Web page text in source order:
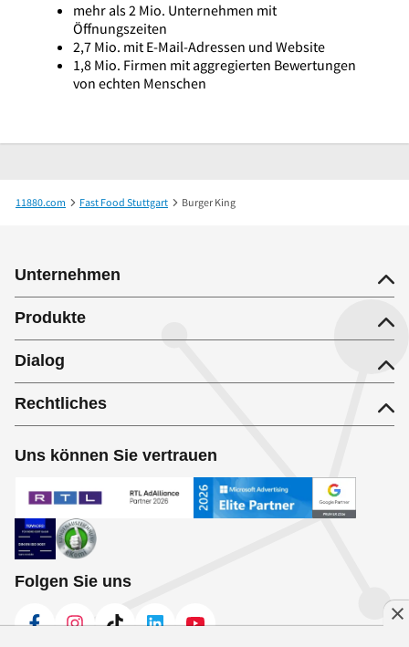
mehr als 2 Mio. Unternehmen mit
Öffnungszeiten
2,7 Mio. mit E-Mail-Adressen und Website
1,8 Mio. Firmen mit aggregierten Bewertungen
von echten Menschen
11880.com Fast Food Stuttgart Burger King
Unternehmen
Produkte
Dialog
Rechtliches
Uns können Sie vertrauen
Folgen Sie uns